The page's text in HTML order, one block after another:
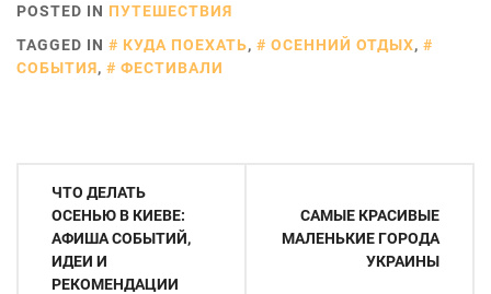
POSTED IN ПУТЕШЕСТВИЯ
TAGGED IN
КУДА ПОЕХАТЬ, ОСЕННИЙ ОТДЫХ,
СОБЫТИЯ, ФЕСТИВАЛИ
Навигация
записям
ЧТО ДЕЛАТЬ
ОСЕНЬЮ В КИЕВЕ:
АФИША СОБЫТИЙ,
ИДЕИ И
РЕКОМЕНДАЦИИ
САМЫЕ КРАСИВЫЕ
МАЛЕНЬКИЕ ГОРОДА
УКРАИНЫ